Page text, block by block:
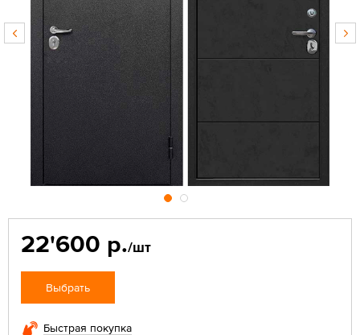
22'600 р./шт
Выбрать
Быстрая покупка